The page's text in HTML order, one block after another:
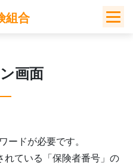
組合
画面
ードが必要です。
れている「保険者番号」の